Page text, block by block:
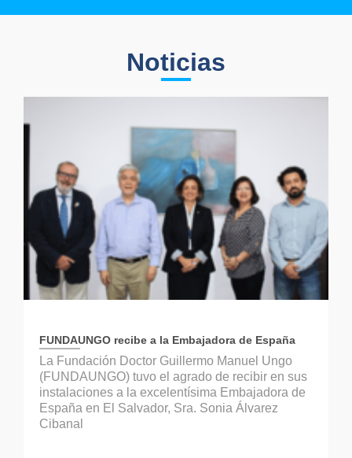
Noticias
FUNDAUNGO recibe a la Embajadora de España
La Fundación Doctor Guillermo Manuel Ungo
(FUNDAUNGO) tuvo el agrado de recibir en sus
instalaciones a la excelentísima Embajadora de
España en El Salvador, Sra. Sonia Álvarez
Cibanal